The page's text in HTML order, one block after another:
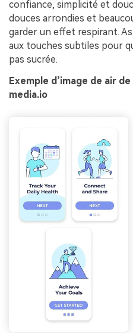
confiance, simplicité et
douces arrondies et
garder un effet respirant.
aux touches subtiles pour
pas sucrée.
Exemple d’image de air
media.io